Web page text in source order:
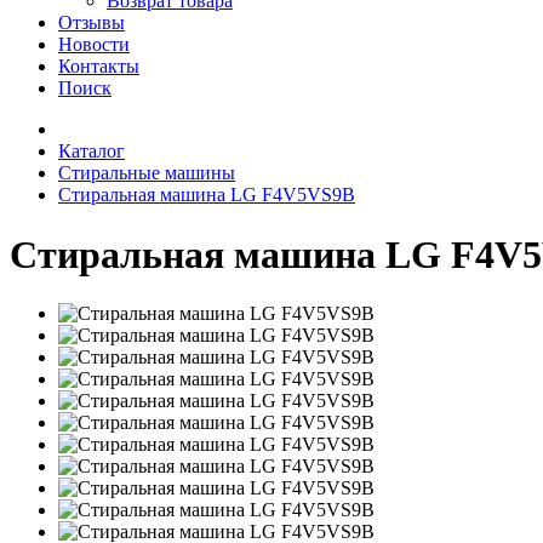
Отзывы
Новости
Контакты
Поиск
Каталог
Стиральные машины
Стиральная машина LG F4V5VS9B
Стиральная машина LG